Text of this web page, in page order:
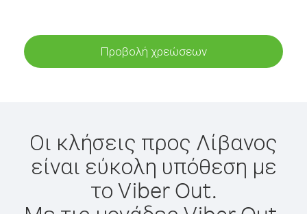
Προβολή χρεώσεων
Οι κλήσεις προς Λίβανος
είναι εύκολη υπόθεση με
το Viber Out.